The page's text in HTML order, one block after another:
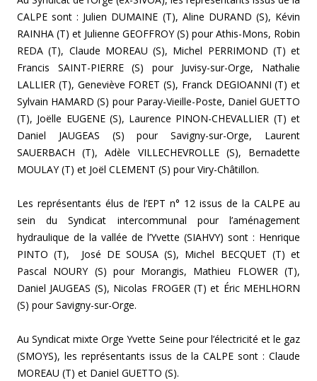
CALPE sont : Julien DUMAINE (T), Aline DURAND (S), Kévin
RAINHA (T) et Julienne GEOFFROY (S) pour Athis-Mons, Robin
REDA (T), Claude MOREAU (S), Michel PERRIMOND (T) et
Francis SAINT-PIERRE (S) pour Juvisy-sur-Orge, Nathalie
LALLIER (T), Geneviève FORET (S), Franck DEGIOANNI (T) et
Sylvain HAMARD (S) pour Paray-Vieille-Poste, Daniel GUETTO
(T), Joëlle EUGENE (S), Laurence PINON-CHEVALLIER (T) et
Daniel JAUGEAS (S) pour Savigny-sur-Orge, Laurent
SAUERBACH (T), Adèle VILLECHEVROLLE (S), Bernadette
MOULAY (T) et Joël CLEMENT (S) pour Viry-Châtillon.
Les représentants élus de l’EPT n° 12 issus de la CALPE au
sein du Syndicat intercommunal pour l’aménagement
hydraulique de la vallée de l’Yvette (SIAHVY) sont : Henrique
PINTO (T), José DE SOUSA (S), Michel BECQUET (T) et
Pascal NOURY (S) pour Morangis, Mathieu FLOWER (T),
Daniel JAUGEAS (S), Nicolas FROGER (T) et Éric MEHLHORN
(S) pour Savigny-sur-Orge.
Au Syndicat mixte Orge Yvette Seine pour l’électricité et le gaz
(SMOYS), les représentants issus de la CALPE sont : Claude
MOREAU (T) et Daniel GUETTO (S).